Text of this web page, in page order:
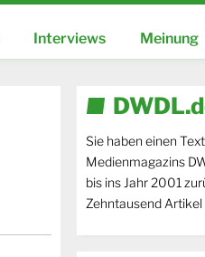
Interviews Meinung
Sie haben einen
Medienmagazins
bis ins Jahr 2001
Zehntausend